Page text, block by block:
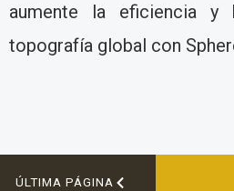
aumente la eficiencia
topografía global con
ÚLTIMA PÁGINA